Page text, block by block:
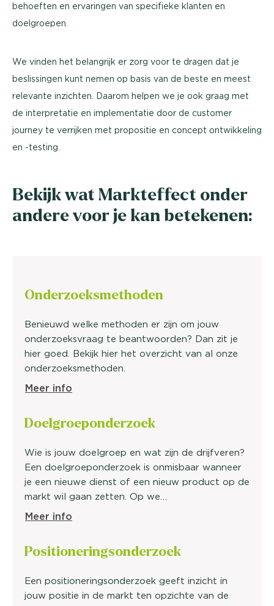
behoeften en ervaringen van specifieke klanten en
doelgroepen.
We vinden het belangrijk er zorg voor te dragen dat je
beslissingen kunt nemen op basis van de beste en meest
relevante inzichten. Daarom helpen we je ook graag met
de interpretatie en implementatie door de customer
journey te verrijken met propositie en concept ontwikkeling
en -testing.
Bekijk wat Markteffect onder
andere voor je kan betekenen:
Onderzoeksmethoden
Benieuwd welke methoden er zijn om jouw
onderzoeksvraag te beantwoorden? Dan zit je
hier goed. Bekijk hier het overzicht van al onze
onderzoeksmethoden.
Meer info
Doelgroeponderzoek
Wie is jouw doelgroep en wat zijn de drijfveren?
Een doelgroeponderzoek is onmisbaar wanneer
je een nieuwe dienst of een nieuw product op de
markt wil gaan zetten. Op we…
Meer info
Positioneringsonderzoek
Een positioneringsonderzoek geeft inzicht in
jouw positie in de markt ten opzichte van de